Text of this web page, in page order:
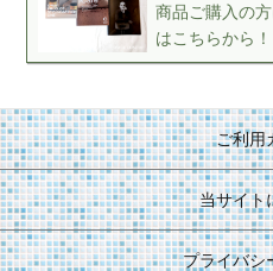
商品ご購入の
はこちらから！
ご利用
当サイト
プライバシ